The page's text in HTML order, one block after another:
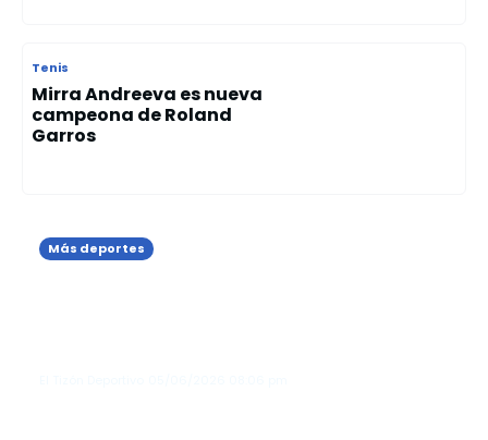
Tenis
Mirra Andreeva es nueva
campeona de Roland
Garros
Más deportes